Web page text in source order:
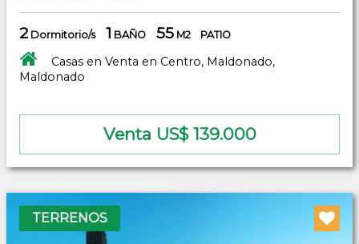
2 Dormitorio/s 1 BAÑO 55M2 PATIO
Casas en Venta en Centro, Maldonado,
Maldonado
Venta US$ 139.000
TERRENOS